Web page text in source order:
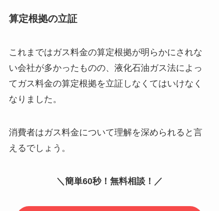
算定根拠の立証
これまではガス料金の算定根拠が明らかにされな
い会社が多かったものの、液化石油ガス法によっ
てガス料金の算定根拠を立証しなくてはいけなく
なりました。
消費者はガス料金について理解を深められると言
えるでしょう。
＼簡単60秒！無料相談！／